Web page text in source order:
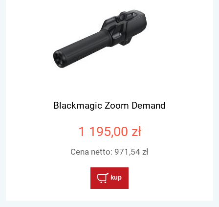
Blackmagic Zoom Demand
1 195,00 zł
Cena netto: 971,54 zł
kup